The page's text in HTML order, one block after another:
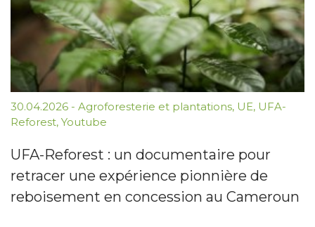
30.04.2026 - Agroforesterie et plantations, UE, UFA-
Reforest, Youtube
UFA-Reforest : un documentaire pour
retracer une expérience pionnière de
reboisement en concession au Cameroun